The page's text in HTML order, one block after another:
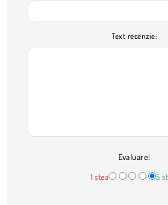
Text recenzie:
Evaluare:
1 stea 5